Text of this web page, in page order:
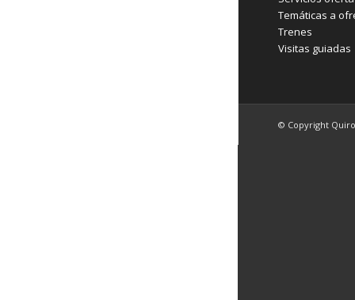
Temáticas a
Trenes
Visitas guiadas
© Copyright